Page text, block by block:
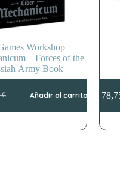
Workshop
– Forces of the
Army Book
€ Añadir al carrito